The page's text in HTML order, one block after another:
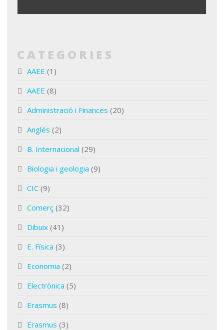
CATEGORIES
AAEE (1)
AAEE (8)
Administració i Finances (20)
Anglés (2)
B. Internacional (29)
Biologia i geologia (9)
CIC (9)
Comerç (32)
Dibuix (41)
E. Física (3)
Economia (2)
Electrònica (5)
Erasmus (8)
Erasmus (3)